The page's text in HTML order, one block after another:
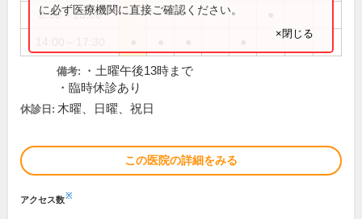
8:30～13:00
に必ず医療機関に直接ご確認ください。
×閉じる
備考:
・土曜午後13時まで
・臨時休診あり
休診日: 木曜、日曜、祝日
この医院の詳細をみる
アクセス数※